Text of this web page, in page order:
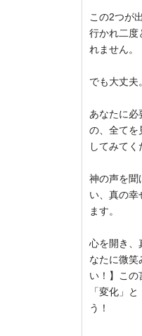
この2つが
行かれ二度
れません。
でも大丈夫
あなたに必
の、全てを
してみてく
神の声を聞
い、真の幸
ます。
心を開き、
なたに微笑
い！】この
「変化」
う！